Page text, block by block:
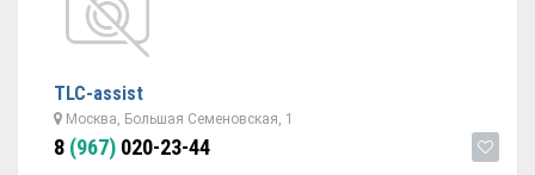
TLC-assist
Москва, Большая Семеновская, 1
8 (967) 020-23-44